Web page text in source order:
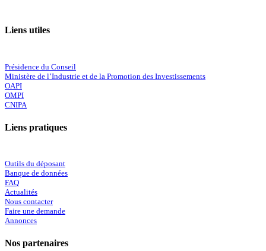
Liens utiles
Présidence du Conseil
Ministère de l’Industrie et de la Promotion des Investissements
OAPI
OMPI
CNIPA
Liens pratiques
Outils du déposant
Banque de données
FAQ
Actualités
Nous contacter
Faire une demande
Annonces
Nos partenaires